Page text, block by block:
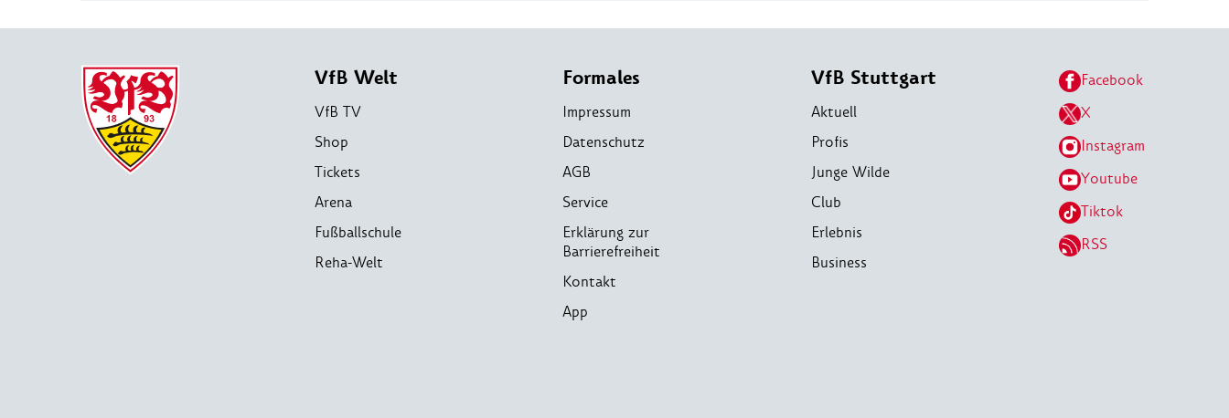
VfB Welt
VfB TV
Shop
Tickets
Arena
Fußballschule
Reha-Welt
Formales
Impressum
Datenschutz
AGB
Service
Erklärung zur
Barrierefreiheit
Kontakt
App
VfB Stuttgart
Aktuell
Profis
Junge Wilde
Club
Erlebnis
Business
Facebook
X
Instagram
Youtube
Tiktok
RSS